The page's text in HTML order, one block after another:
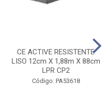
CE ACTIVE RESISTENTE
LISO 12cm X 1,88m X 88cm
LPR CP2
Código: PA53618